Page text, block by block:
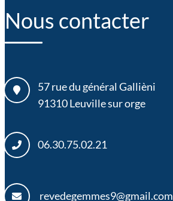
Nous contacter
57 rue du général Gallièni
91310Leuville sur orge
06.30.75.02.21
revedegemmes9@gmail.com